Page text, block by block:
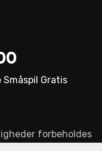
Småspil Gratis
forbeholdes